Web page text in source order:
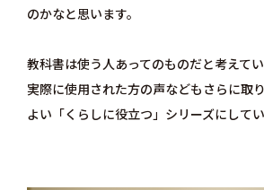
のかなと思います。
教科書は使う人あってのものだと考えて
実際に使用された方の声などもさらに取
よい「くらしに役立つ」シリーズにして